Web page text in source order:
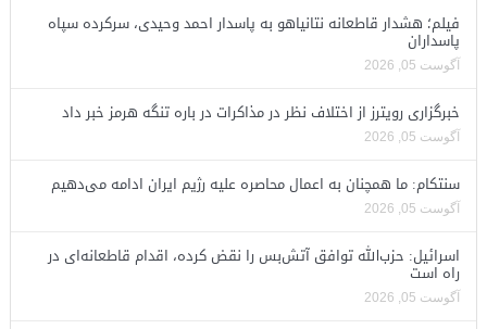
فیلم؛ هشدار قاطعانه نتانیاهو به پاسدار احمد وحیدی، سرکرده سپاه
پاسداران
آگوست 05, 2026
خبرگزاری رویترز از اختلاف نظر در مذاکرات در باره تنگه هرمز خبر داد
آگوست 05, 2026
سنتکام: ما همچنان به اعمال محاصره علیه رژیم ایران ادامه می‌دهیم
آگوست 05, 2026
اسرائیل: حزب‌الله توافق آتش‌بس را نقض کرده، اقدام قاطعانه‌ای در
راه است
آگوست 05, 2026